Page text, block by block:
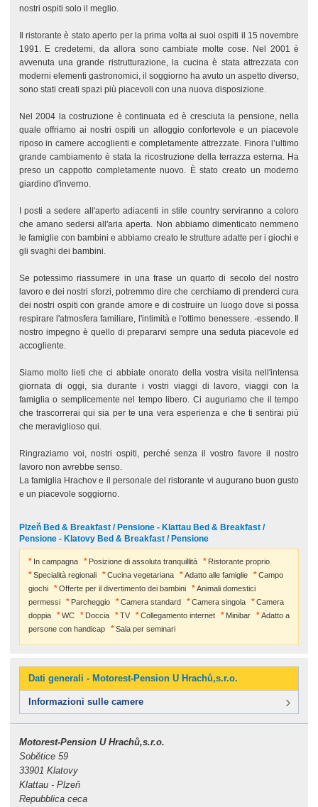
nostri ospiti solo il meglio.
Il ristorante è stato aperto per la prima volta ai suoi ospiti il 15 novembre
1991. E credetemi, da allora sono cambiate molte cose. Nel 2001 è
avvenuta una grande ristrutturazione, la cucina è stata attrezzata con
moderni elementi gastronomici, il soggiorno ha avuto un aspetto diverso,
sono stati creati spazi più piacevoli con una nuova disposizione.
Nel 2004 la costruzione è continuata ed è cresciuta la pensione, nella
quale offriamo ai nostri ospiti un alloggio confortevole e un piacevole
riposo in camere accoglienti e completamente attrezzate. Finora l’ultimo
grande cambiamento è stata la ricostruzione della terrazza esterna. Ha
preso un cappotto completamente nuovo. È stato creato un moderno
giardino d'inverno.
I posti a sedere all'aperto adiacenti in stile country serviranno a coloro
che amano sedersi all'aria aperta. Non abbiamo dimenticato nemmeno
le famiglie con bambini e abbiamo creato le strutture adatte per i giochi e
gli svaghi dei bambini.
Se potessimo riassumere in una frase un quarto di secolo del nostro
lavoro e dei nostri sforzi, potremmo dire che cerchiamo di prenderci cura
dei nostri ospiti con grande amore e di costruire un luogo dove si possa
respirare l'atmosfera familiare, l'intimità e l'ottimo benessere. -essendo. Il
nostro impegno è quello di prepararvi sempre una seduta piacevole ed
accogliente.
Siamo molto lieti che ci abbiate onorato della vostra visita nell'intensa
giornata di oggi, sia durante i vostri viaggi di lavoro, viaggi con la
famiglia o semplicemente nel tempo libero. Ci auguriamo che il tempo
che trascorrerai qui sia per te una vera esperienza e che ti sentirai più
che meraviglioso qui.
Ringraziamo voi, nostri ospiti, perché senza il vostro favore il nostro
lavoro non avrebbe senso.
La famiglia Hrachov e il personale del ristorante vi augurano buon gusto
e un piacevole soggiorno.
Plzeň Bed & Breakfast / Pensione - Klattau Bed & Breakfast /
Pensione - Klatovy Bed & Breakfast / Pensione
In campagna Posizione di assoluta tranquillità
Ristorante proprio
Specialità regionali
Cucina vegetariana Adatto alle famiglie
Campo
giochi
Offerte per il divertimento dei bambini
Animali domestici
permessi
Parcheggio Camera standard Camera singola
Camera
doppia
WC Doccia TV Collegamento internet Minibar
Adatto a
persone con handicap
Sala per seminari
Dati generali - Motorest-Pension U Hrachů,s.r.o.
Informazioni sulle camere
Motorest-Pension U Hrachů,s.r.o.
Sobětice 59
33901 Klatovy
Klattau - Plzeň
Repubblica ceca